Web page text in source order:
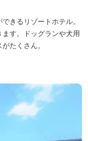
きるリゾートホテル。
す。ドッグランや犬用
たくさん。